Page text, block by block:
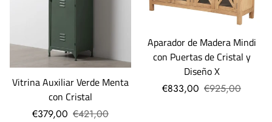
Vitrina Auxiliar Verde Menta
con Cristal
€379,00 €421,00
Aparador de Madera Mindi
con Puertas de Cristal y
Diseño X
€833,00 €925,00